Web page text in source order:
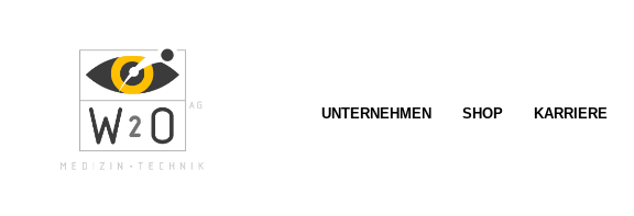
UNTERNEHMEN SHOP KARRIERE